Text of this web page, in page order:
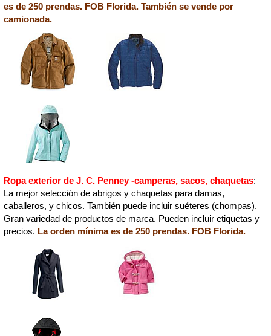
es de 250 prendas. FOB Florida. También se vende por
camionada.
Ropa exterior de J. C. Penney -camperas, sacos, chaquetas:
La mejor selección de abrigos y chaquetas para damas,
caballeros, y chicos. También puede incluir suéteres (chompas).
Gran variedad de productos de marca. Pueden incluir etiquetas y
precios. La orden mínima es de 250 prendas. FOB Florida.